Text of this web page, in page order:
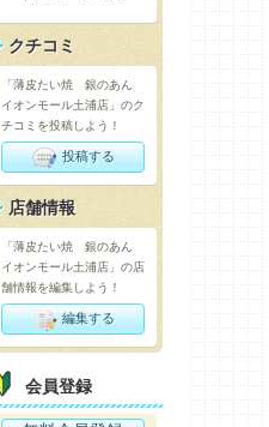
クチコミ
「薄皮たい焼 銀のあん
イオンモール土浦店」のク
チコミを投稿しよう！
投稿する
店舗情報
「薄皮たい焼 銀のあん
イオンモール土浦店」の店
舗情報を編集しよう！
編集する
会員登録